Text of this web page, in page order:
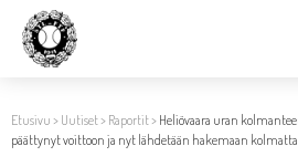
Etusivu > Uutiset> Raportit> Heliövaara uran
päättynyt voittoon ja nyt lähdetään hakemaan